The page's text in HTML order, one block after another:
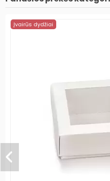
Įvairūs dydžiai